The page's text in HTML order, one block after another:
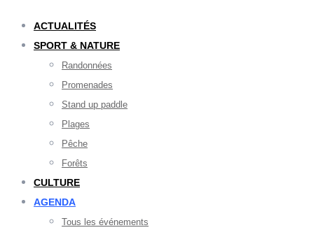
ACTUALITÉS
SPORT & NATURE
Randonnées
Promenades
Stand up paddle
Plages
Pêche
Forêts
CULTURE
AGENDA
Tous les événements